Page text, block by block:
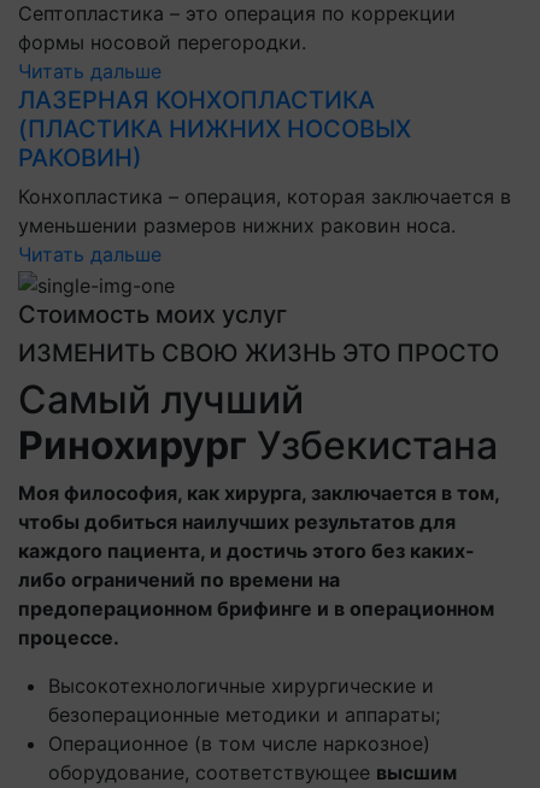
Септопластика – это операция по коррекции
формы носовой перегородки.
Читать дальше
ЛАЗЕРНАЯ КОНХОПЛАСТИКА
(ПЛАСТИКА НИЖНИХ НОСОВЫХ
РАКОВИН)
Конхопластика – операция, которая заключается в
уменьшении размеров нижних раковин носа.
Читать дальше
Стоимость моих услуг
ИЗМЕНИТЬ СВОЮ ЖИЗНЬ ЭТО ПРОСТО
Самый лучший
Ринохирург Узбекистана
Моя философия, как хирурга, заключается в том,
чтобы добиться наилучших результатов для
каждого пациента, и достичь этого без каких-
либо ограничений по времени на
предоперационном брифинге и в операционном
процессе.
Высокотехнологичные хирургические и
безоперационные методики и аппараты;
Операционное (в том числе наркозное)
оборудование, соответствующее высшим